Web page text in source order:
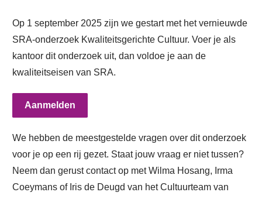
Op 1 september 2025 zijn we gestart met het vernieuwde
SRA-onderzoek Kwaliteitsgerichte Cultuur. Voer je als
kantoor dit onderzoek uit, dan voldoe je aan de
kwaliteitseisen van SRA.
Aanmelden
We hebben de meestgestelde vragen over dit onderzoek
voor je op een rij gezet. Staat jouw vraag er niet tussen?
Neem dan gerust contact op met Wilma Hosang, Irma
Coeymans of Iris de Deugd van het Cultuurteam van